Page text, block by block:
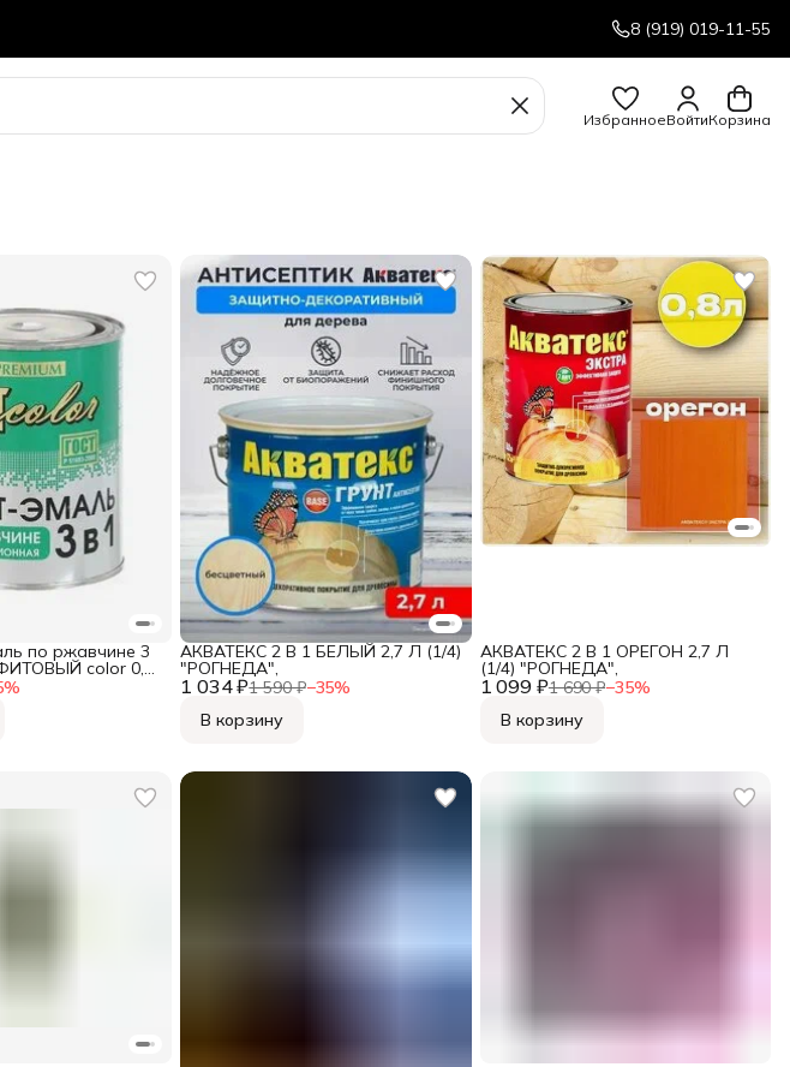
8 (919) 019-11-55
ИзбранноеВойтиКорзина
%
по ржавчине 3
color 0,4
1 034 ₽1 590 ₽−35%
АКВАТЕКС 2 В 1 БЕЛЫЙ 2,7 Л (1/4)
"РОГНЕДА",
В корзину
1 099 ₽1 690 ₽−35%
АКВАТЕКС 2 В 1 ОРЕГОН 2,7 Л
(1/4) "РОГНЕДА",
В корзину